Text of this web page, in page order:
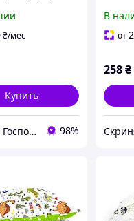
₴/мес
Купить
Скриня Господині 98%
В
от
258 ₴